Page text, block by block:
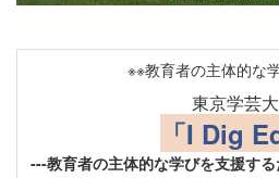
※※教育者の主体的な
東京学芸
「I Dig
---教育者の主体的な学びを支援す